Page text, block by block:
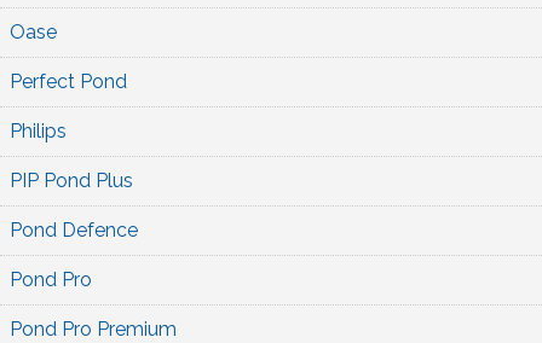
Oase
Perfect Pond
Philips
PIP Pond Plus
Pond Defence
Pond Pro
Pond Pro Premium